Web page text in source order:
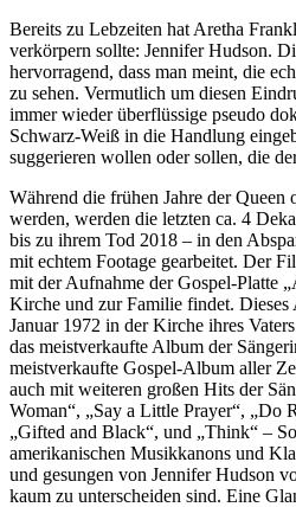
Bereits zu Lebzeiten hat Aretha
verkörpern sollte: Jennifer Hudson.
hervorragend, dass man meint, die
zu sehen. Vermutlich um diesen
immer wieder überflüssige pseudo
Schwarz-Weiß in die Handlung
suggerieren wollen oder sollen, die
Während die frühen Jahre der Queen
werden, werden die letzten ca. 4
bis zu ihrem Tod 2018 – in den
mit echtem Footage gearbeitet. Der
mit der Aufnahme der Gospel-Platte
Kirche und zur Familie findet.
Januar 1972 in der Kirche ihres
das meistverkaufte Album der
meistverkaufte Gospel-Album aller
auch mit weiteren großen Hits der
Woman“, „Say a Little Prayer“, „Do
„Gifted and Black“, und „Think“ –
amerikanischen Musikkanons und
und gesungen von Jennifer Hudson
kaum zu unterscheiden sind. Eine